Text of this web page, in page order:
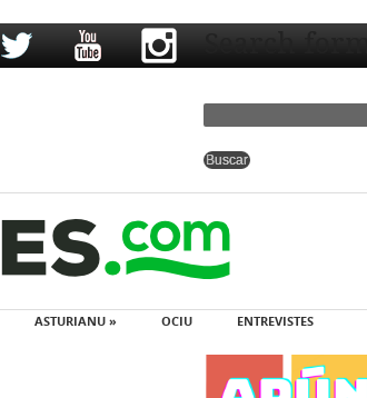
Search form
ASTURIANU » OCIU ENTREVISTES